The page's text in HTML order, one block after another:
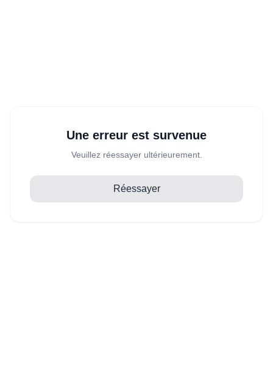
Une erreur est survenue
Veuillez réessayer ultérieurement.
Réessayer